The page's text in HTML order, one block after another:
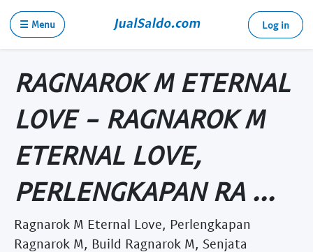
☰ Menu Log in
RAGNAROK M ETERNAL
LOVE - RAGNAROK M
ETERNAL LOVE,
PERLENGKAPAN RA ...
Ragnarok M Eternal Love, Perlengkapan
Ragnarok M, Build Ragnarok M, Senjata